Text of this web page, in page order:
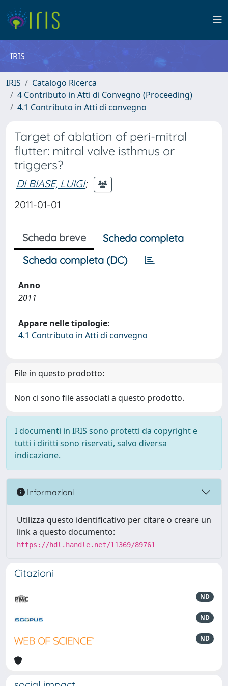
IRIS
IRIS
Catalogo Ricerca
4 Contributo in Atti di Convegno (Proceeding)
4.1 Contributo in Atti di convegno
Target of ablation of peri-mitral
flutter: mitral valve isthmus or
triggers?
DI BIASE, LUIGI;
2011-01-01
Scheda breve
Scheda completa
Scheda completa (DC)
Anno
2011
Appare nelle tipologie:
4.1 Contributo in Atti di convegno
File in questo prodotto:
Non ci sono file associati a questo prodotto.
I documenti in IRIS sono protetti da copyright e
tutti i diritti sono riservati, salvo diversa
indicazione.
Informazioni
Utilizza questo identificativo per citare o creare un
link a questo documento:
https://hdl.handle.net/11369/89761
Citazioni
ND
ND
ND